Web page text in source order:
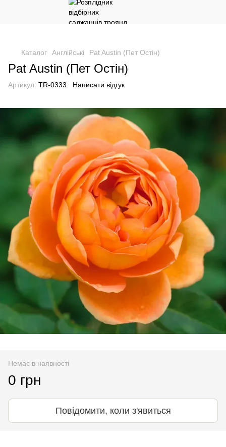
Каталог Англійські Pat Austin (Пет Остін)
Pat Austin (Пет Остін)
Артикул: TR-0333 Написати відгук
Немає в наявності
0 грн
Повідомити, коли з'явиться